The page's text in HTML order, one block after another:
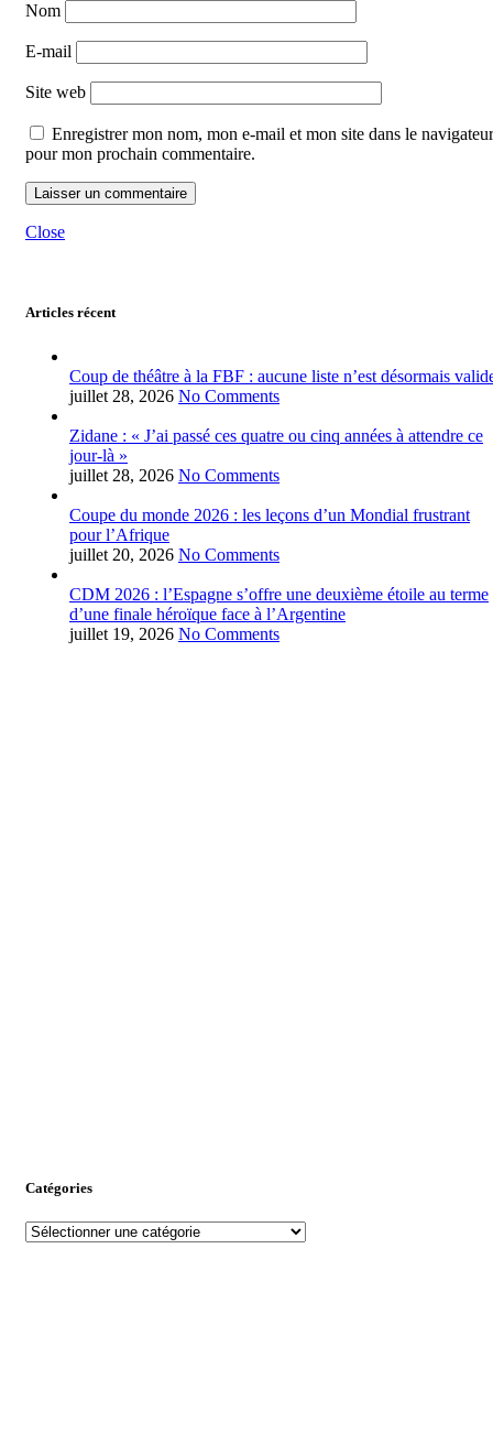
Nom
E-mail
Site web
Enregistrer mon nom, mon e-mail et mon site dans le navigateur
pour mon prochain commentaire.
Close
Articles récent
Coup de théâtre à la FBF : aucune liste n’est désormais
juillet 28, 2026 No Comments
Zidane : « J’ai passé ces quatre ou cinq années à attendre ce
jour-là »
juillet 28, 2026 No Comments
Coupe du monde 2026 : les leçons d’un Mondial frustrant
pour l’Afrique
juillet 20, 2026 No Comments
CDM 2026 : l’Espagne s’offre une deuxième étoile au terme
d’une finale héroïque face à l’Argentine
juillet 19, 2026 No Comments
Catégories